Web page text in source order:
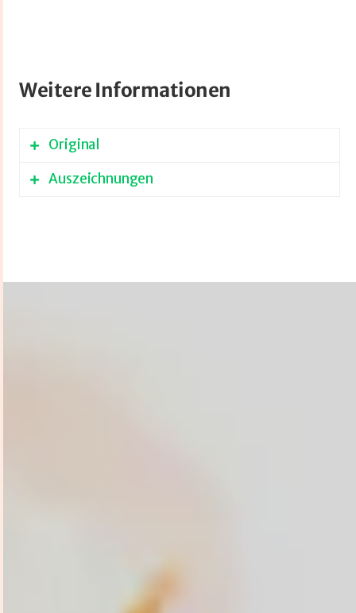
Weitere Informationen
Original
Le silence de Rouge
Auszeichnungen
Sélection La Petite Fureur 2024